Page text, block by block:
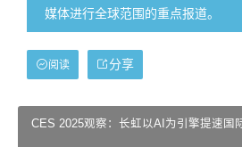
媒体进行全球范围的重点报道。
分享
阅读
CES 2025观察：长虹以AI为引擎提速国